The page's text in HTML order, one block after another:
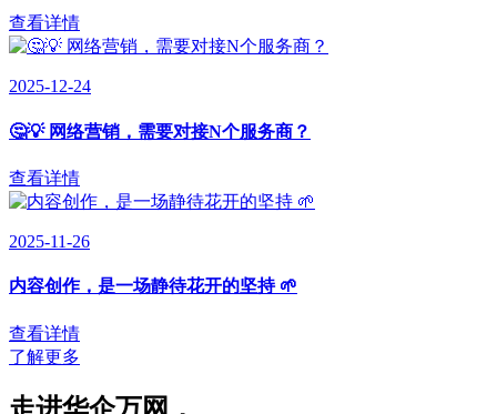
查看详情
2025-12-24
🤔💡 网络营销，需要对接N个服务商？
查看详情
2025-11-26
内容创作，是一场静待花开的坚持 🌱
查看详情
了解更多